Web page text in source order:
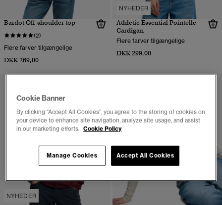
Bardot Off-shoulder top
(2)
Flere farver tilgængelige
DKK 269,00
NYHEDER
Athletic Essential Pointelle
Cardigan
Flere farver tilgængelige
DKK 299,00
NYHEDER
Cookie Banner
By clicking “Accept All Cookies”, you agree to the storing of cookies on
your device to enhance site navigation, analyze site usage, and assist
in our marketing efforts. Cookie Policy
Accept All Cookies
Manage Cookies